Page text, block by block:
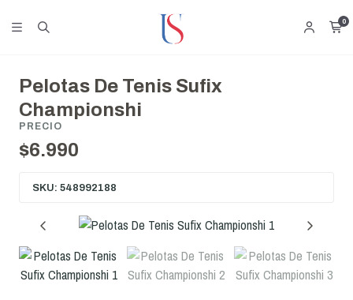
0
Pelotas De Tenis Sufix
Championshi
PRECIO
$6.990
SKU: 548992188